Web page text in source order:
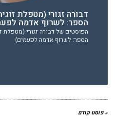
דבורה זגורי (מטפלת
הספר: לשרוף אדמה
הפוסטים של דבורה זגורי (מטפלת
הספר: לשרוף אדמה לפעמים)
« פוסט קודם